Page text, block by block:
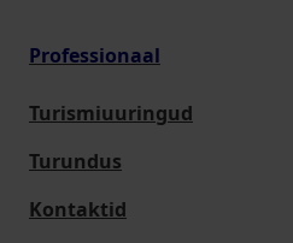
Professionaal
Turismiuuringud
Turundus
Kontaktid